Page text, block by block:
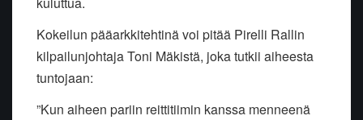
Kokeilun pääarkkitehtinä voi pitää Pirelli Rallin
kilpailunjohtaja Toni Mäkistä, joka tutkii aiheesta
tuntojaan:
”Kun aiheen pariin reittitiimin kanssa menneenä